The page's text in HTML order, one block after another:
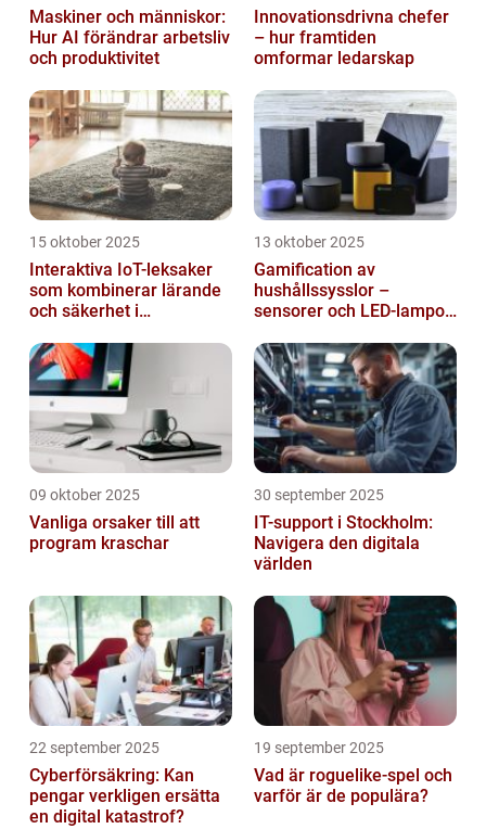
Maskiner och människor:
Hur AI förändrar arbetsliv
och produktivitet
Innovationsdrivna chefer
– hur framtiden
omformar ledarskap
15 oktober 2025
Interaktiva IoT-leksaker
som kombinerar lärande
och säkerhet i
13 oktober 2025
Gamification av
hushållssysslor –
sensorer och LED-lampor
09 oktober 2025
Vanliga orsaker till att
program kraschar
30 september 2025
IT-support i Stockholm:
Navigera den digitala
världen
22 september 2025
Cyberförsäkring: Kan
pengar verkligen ersätta
en digital katastrof?
19 september 2025
Vad är roguelike-spel och
varför är de populära?